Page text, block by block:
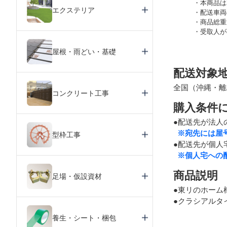
本商品
配送車
商品総
受取人
配送対象
全国（沖縄・
購入条件
●配送先が法人
※宛先には屋
●配送先が個人
※個人宅への
商品説明
●東リのホーム
●クラシアルタ
エクステリア
屋根・雨どい・基礎
コンクリート工事
型枠工事
足場・仮設資材
養生・シート・梱包